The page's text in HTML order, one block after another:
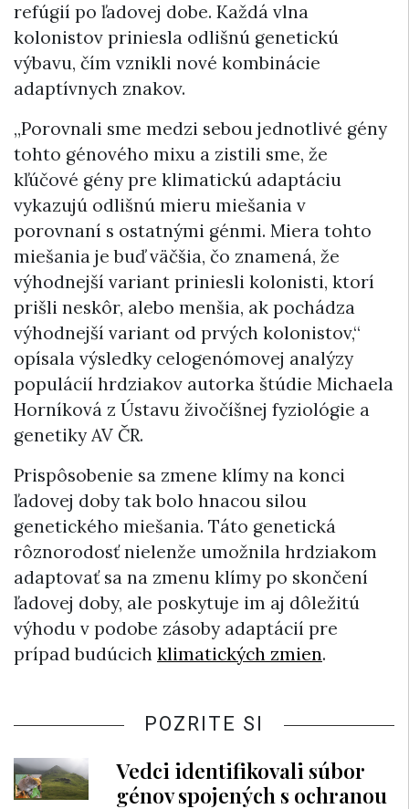
refúgií po ľadovej dobe. Každá vlna
kolonistov priniesla odlišnú genetickú
výbavu, čím vznikli nové kombinácie
adaptívnych znakov.
„Porovnali sme medzi sebou jednotlivé gény
tohto génového mixu a zistili sme, že
kľúčové gény pre klimatickú adaptáciu
vykazujú odlišnú mieru miešania v
porovnaní s ostatnými génmi. Miera tohto
miešania je buď väčšia, čo znamená, že
výhodnejší variant priniesli kolonisti, ktorí
prišli neskôr, alebo menšia, ak pochádza
výhodnejší variant od prvých kolonistov,“
opísala výsledky celogenómovej analýzy
populácií hrdziakov autorka štúdie Michaela
Horníková z Ústavu živočíšnej fyziológie a
genetiky AV ČR.
Prispôsobenie sa zmene klímy na konci
ľadovej doby tak bolo hnacou silou
genetického miešania. Táto genetická
rôznorodosť nielenže umožnila hrdziakom
adaptovať sa na zmenu klímy po skončení
ľadovej doby, ale poskytuje im aj dôležitú
výhodu v podobe zásoby adaptácií pre
prípad budúcich klimatických zmien.
POZRITE SI
Vedci identifikovali súbor
génov spojených s ochranou